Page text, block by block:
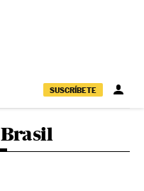
SUSCRÍBETE